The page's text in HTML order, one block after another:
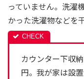
っていません。洗濯
かった洗濯物などを
カウンター下収
円。我が家は設